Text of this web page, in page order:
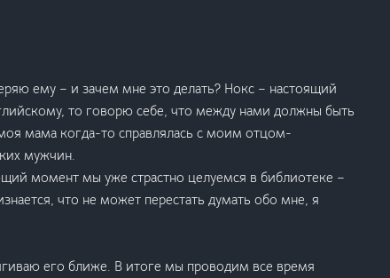
ему – и зачем мне это делать? Нокс – настоящий
то говорю себе, что между нами должны быть
мама когда-то справлялась с моим отцом-
мужчин.
момент мы уже страстно целуемся в библиотеке –
что не может перестать думать обо мне, я
его ближе. В итоге мы проводим все время